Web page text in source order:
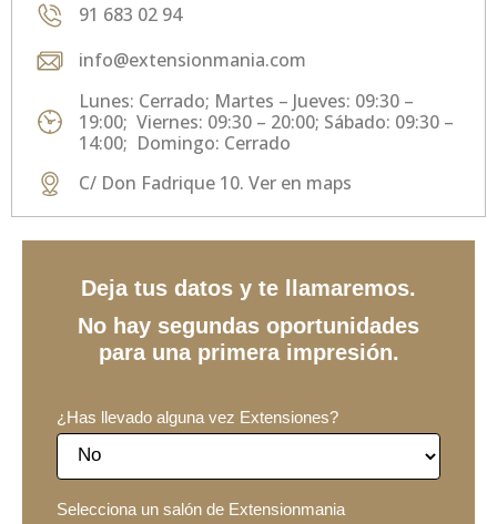
91 683 02 94
info@extensionmania.com
Lunes: Cerrado; Martes – Jueves: 09:30 –
19:00; Viernes: 09:30 – 20:00; Sábado: 09:30 –
14:00; Domingo: Cerrado
C/ Don Fadrique 10. Ver en maps
Deja tus datos y te llamaremos.
No hay segundas oportunidades
para una primera impresión.
¿Has llevado alguna vez Extensiones?
Selecciona un salón de Extensionmania